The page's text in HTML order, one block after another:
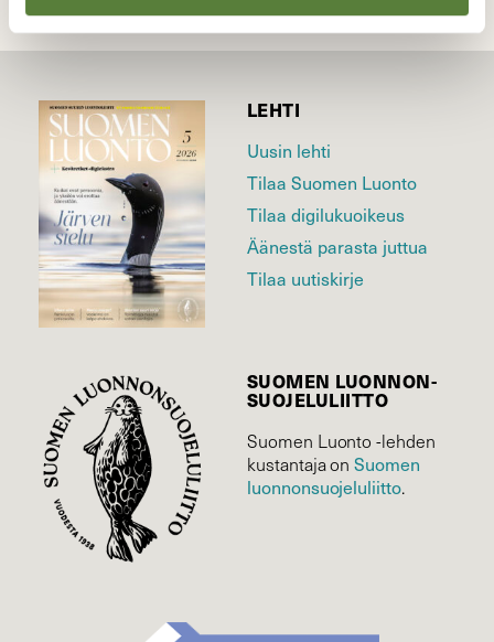
LEHTI
Uusin lehti
Tilaa Suomen Luonto
Tilaa digilukuoikeus
Äänestä parasta juttua
Tilaa uutiskirje
SUOMEN LUONNON­
SUOJELU­LIITTO
Suomen Luonto -lehden
kustantaja onSuomen
luonnonsuojelu­liitto.